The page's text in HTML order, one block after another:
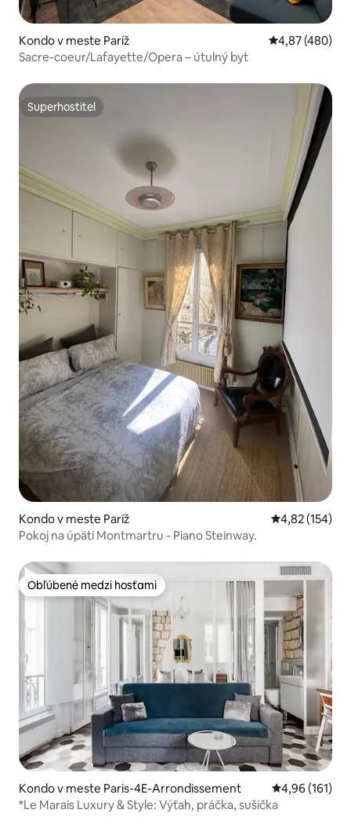
Kondo v meste Paríž Priemerné
4,87 (480)
Sacre-coeur/Lafayette/Opera – útulný byt
Superhostiteľ
Superhostiteľ
Kondo v meste Paríž Priemerné
4,82 (154)
Pokoj na úpätí Montmartru - Piano Steinway.
Obľúbené medzi hosťami
Obľúbené medzi hosťami
Kondo v meste Paris-4E-Arrondissement Priemerné
4,96 (161)
*Le Marais Luxury & Style: Výťah, práčka, sušička